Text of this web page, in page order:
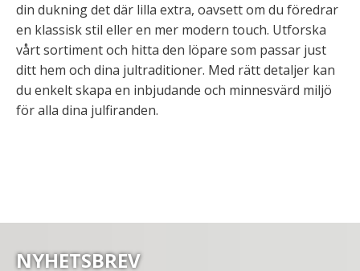
din dukning det där lilla extra, oavsett om du föredrar
en klassisk stil eller en mer modern touch. Utforska
vårt sortiment och hitta den löpare som passar just
ditt hem och dina jultraditioner. Med rätt detaljer kan
du enkelt skapa en inbjudande och minnesvärd miljö
för alla dina julfiranden.
NYHETSBREV